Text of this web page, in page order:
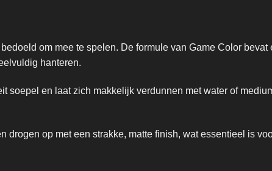
om mee te spelen. De formule van Game Color
hanteren.
soepel en laat zich makkelijk verdunnen met water of
drogen op met een strakke, matte finish, wat essentieel is